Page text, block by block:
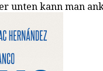
unten kann man